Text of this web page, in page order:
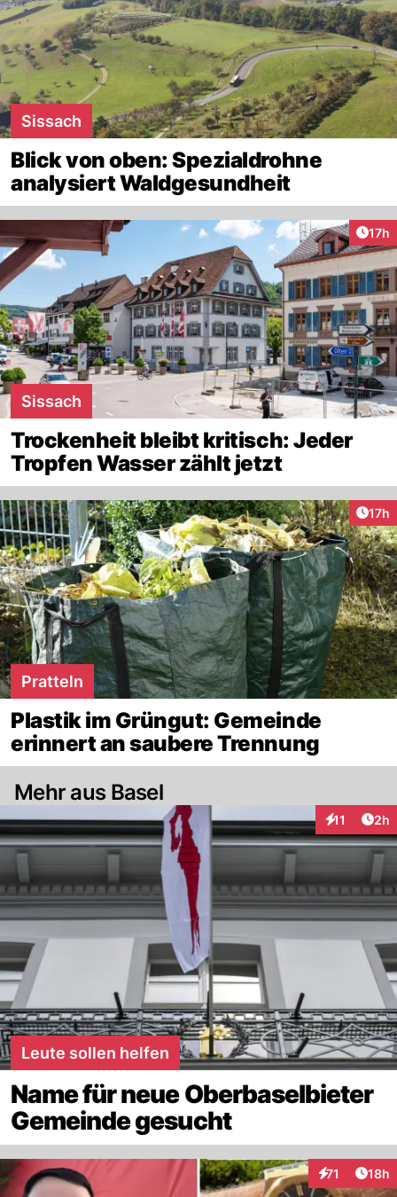
Sissach
Blick von oben: Spezialdrohne
analysiert Waldgesundheit
17h
Sissach
Trockenheit bleibt kritisch: Jeder
Tropfen Wasser zählt jetzt
17h
Pratteln
Plastik im Grüngut: Gemeinde
erinnert an saubere Trennung
Mehr aus Basel
11 2h
Leute sollen helfen
Name für neue Oberbaselbieter
Gemeinde gesucht
71
Interaktionen
18h